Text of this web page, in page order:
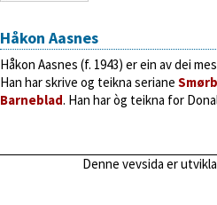
Håkon Aasnes
Håkon Aasnes (f. 1943) er ein av dei
Han har skrive og teikna seriane
Barneblad. Han har òg teikna for
Denne vevsida er